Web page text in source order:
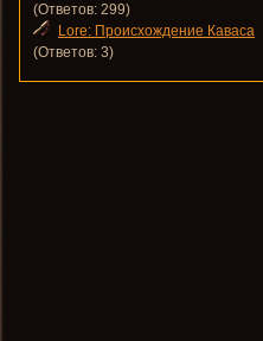
(Ответов: 299)
Lore: Происхождение Каваса
(Ответов: 3)